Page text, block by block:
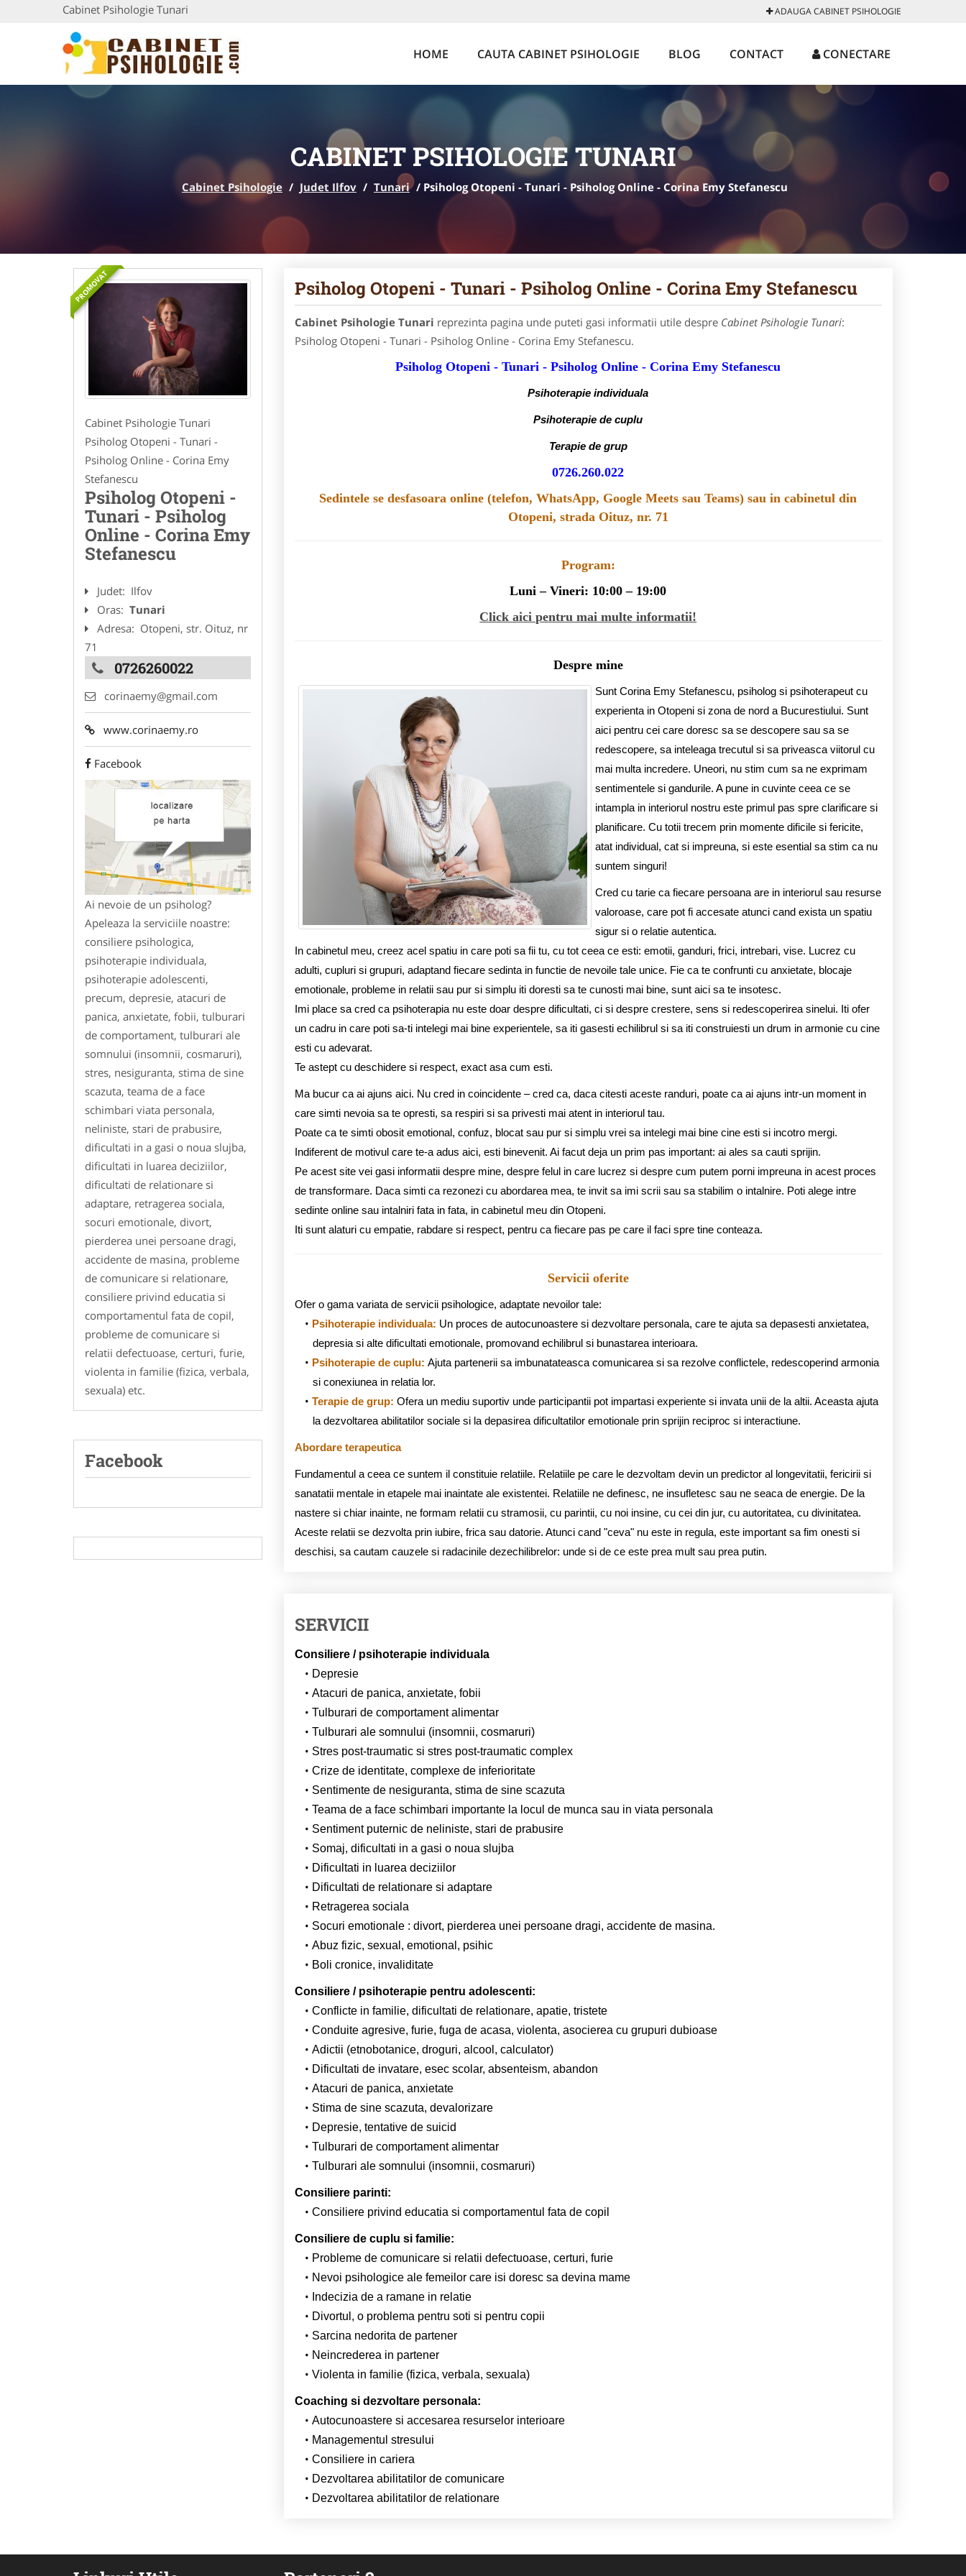
Cabinet Psihologie Tunari ADAUGA CABINET PSIHOLOGIE
HOME CAUTA CABINET PSIHOLOGIE BLOG CONTACT CONECTARE
CABINET PSIHOLOGIE TUNARI
Cabinet Psihologie / Judet Ilfov / Tunari / Psiholog Otopeni - Tunari - Psiholog Online - Corina Emy Stefanescu
PROMOVAT
Cabinet Psihologie Tunari
Psiholog Otopeni - Tunari -
Psiholog Online - Corina Emy
Stefanescu
Psiholog Otopeni -
Tunari - Psiholog
Online - Corina Emy
Stefanescu
Judet: Ilfov
Oras: Tunari
Adresa: Otopeni, str. Oituz, nr
71
0726260022
corinaemy@gmail.com
www.corinaemy.ro
Facebook
Ai nevoie de un psiholog?
Apeleaza la serviciile noastre:
consiliere psihologica,
psihoterapie individuala,
psihoterapie adolescenti,
precum, depresie, atacuri de
panica, anxietate, fobii, tulburari
de comportament, tulburari ale
somnului (insomnii, cosmaruri),
stres, nesiguranta, stima de sine
scazuta, teama de a face
schimbari viata personala,
neliniste, stari de prabusire,
dificultati in a gasi o noua slujba,
dificultati in luarea deciziilor,
dificultati de relationare si
adaptare, retragerea sociala,
socuri emotionale, divort,
pierderea unei persoane dragi,
accidente de masina, probleme
de comunicare si relationare,
consiliere privind educatia si
comportamentul fata de copil,
probleme de comunicare si
relatii defectuoase, certuri, furie,
violenta in familie (fizica, verbala,
sexuala) etc.
Facebook
Psiholog Otopeni - Tunari - Psiholog Online - Corina Emy Stefanescu
Cabinet Psihologie Tunari reprezinta pagina unde puteti gasi informatii utile despre Cabinet Psihologie Tunari:
Psiholog Otopeni - Tunari - Psiholog Online - Corina Emy Stefanescu.
Psiholog Otopeni - Tunari - Psiholog Online - Corina Emy Stefanescu
Psihoterapie individuala
Psihoterapie de cuplu
Terapie de grup
0726.260.022
Sedintele se desfasoara online (telefon, WhatsApp, Google Meets sau Teams) sau in cabinetul din
Otopeni, strada Oituz, nr. 71
Program:
Luni – Vineri: 10:00 – 19:00
Click aici pentru mai multe informatii!
Despre mine
Sunt Corina Emy Stefanescu, psiholog si psihoterapeut cu
experienta in Otopeni si zona de nord a Bucurestiului. Sunt
aici pentru cei care doresc sa se descopere sau sa se
redescopere, sa inteleaga trecutul si sa priveasca viitorul cu
mai multa incredere. Uneori, nu stim cum sa ne exprimam
sentimentele si gandurile. A pune in cuvinte ceea ce se
intampla in interiorul nostru este primul pas spre clarificare si
planificare. Cu totii trecem prin momente dificile si fericite,
atat individual, cat si impreuna, si este esential sa stim ca nu
suntem singuri!
Cred cu tarie ca fiecare persoana are in interiorul sau resurse
valoroase, care pot fi accesate atunci cand exista un spatiu
sigur si o relatie autentica.
In cabinetul meu, creez acel spatiu in care poti sa fii tu, cu tot ceea ce esti: emotii, ganduri, frici, intrebari, vise. Lucrez cu
adulti, cupluri si grupuri, adaptand fiecare sedinta in functie de nevoile tale unice. Fie ca te confrunti cu anxietate, blocaje
emotionale, probleme in relatii sau pur si simplu iti doresti sa te cunosti mai bine, sunt aici sa te insotesc.
Imi place sa cred ca psihoterapia nu este doar despre dificultati, ci si despre crestere, sens si redescoperirea sinelui. Iti ofer
un cadru in care poti sa-ti intelegi mai bine experientele, sa iti gasesti echilibrul si sa iti construiesti un drum in armonie cu cine
esti cu adevarat.
Te astept cu deschidere si respect, exact asa cum esti.
Ma bucur ca ai ajuns aici. Nu cred in coincidente – cred ca, daca citesti aceste randuri, poate ca ai ajuns intr-un moment in
care simti nevoia sa te opresti, sa respiri si sa privesti mai atent in interiorul tau.
Poate ca te simti obosit emotional, confuz, blocat sau pur si simplu vrei sa intelegi mai bine cine esti si incotro mergi.
Indiferent de motivul care te-a adus aici, esti binevenit. Ai facut deja un prim pas important: ai ales sa cauti sprijin.
Pe acest site vei gasi informatii despre mine, despre felul in care lucrez si despre cum putem porni impreuna in acest proces
de transformare. Daca simti ca rezonezi cu abordarea mea, te invit sa imi scrii sau sa stabilim o intalnire. Poti alege intre
sedinte online sau intalniri fata in fata, in cabinetul meu din Otopeni.
Iti sunt alaturi cu empatie, rabdare si respect, pentru ca fiecare pas pe care il faci spre tine conteaza.
Servicii oferite
Ofer o gama variata de servicii psihologice, adaptate nevoilor tale:
Psihoterapie individuala: Un proces de autocunoastere si dezvoltare personala, care te ajuta sa depasesti anxietatea,
depresia si alte dificultati emotionale, promovand echilibrul si bunastarea interioara.
Psihoterapie de cuplu: Ajuta partenerii sa imbunatateasca comunicarea si sa rezolve conflictele, redescoperind armonia
si conexiunea in relatia lor.
Terapie de grup: Ofera un mediu suportiv unde participantii pot impartasi experiente si invata unii de la altii. Aceasta ajuta
la dezvoltarea abilitatilor sociale si la depasirea dificultatilor emotionale prin sprijin reciproc si interactiune.
Abordare terapeutica
Fundamentul a ceea ce suntem il constituie relatiile. Relatiile pe care le dezvoltam devin un predictor al longevitatii, fericirii si
sanatatii mentale in etapele mai inaintate ale existentei. Relatiile ne definesc, ne insufletesc sau ne seaca de energie. De la
nastere si chiar inainte, ne formam relatii cu stramosii, cu parintii, cu noi insine, cu cei din jur, cu autoritatea, cu divinitatea.
Aceste relatii se dezvolta prin iubire, frica sau datorie. Atunci cand "ceva" nu este in regula, este important sa fim onesti si
deschisi, sa cautam cauzele si radacinile dezechilibrelor: unde si de ce este prea mult sau prea putin.
SERVICII
Consiliere / psihoterapie individuala
Depresie
Atacuri de panica, anxietate, fobii
Tulburari de comportament alimentar
Tulburari ale somnului (insomnii, cosmaruri)
Stres post-traumatic si stres post-traumatic complex
Crize de identitate, complexe de inferioritate
Sentimente de nesiguranta, stima de sine scazuta
Teama de a face schimbari importante la locul de munca sau in viata personala
Sentiment puternic de neliniste, stari de prabusire
Somaj, dificultati in a gasi o noua slujba
Dificultati in luarea deciziilor
Dificultati de relationare si adaptare
Retragerea sociala
Socuri emotionale : divort, pierderea unei persoane dragi, accidente de masina.
Abuz fizic, sexual, emotional, psihic
Boli cronice, invaliditate
Consiliere / psihoterapie pentru adolescenti:
Conflicte in familie, dificultati de relationare, apatie, tristete
Conduite agresive, furie, fuga de acasa, violenta, asocierea cu grupuri dubioase
Adictii (etnobotanice, droguri, alcool, calculator)
Dificultati de invatare, esec scolar, absenteism, abandon
Atacuri de panica, anxietate
Stima de sine scazuta, devalorizare
Depresie, tentative de suicid
Tulburari de comportament alimentar
Tulburari ale somnului (insomnii, cosmaruri)
Consiliere parinti:
Consiliere privind educatia si comportamentul fata de copil
Consiliere de cuplu si familie:
Probleme de comunicare si relatii defectuoase, certuri, furie
Nevoi psihologice ale femeilor care isi doresc sa devina mame
Indecizia de a ramane in relatie
Divortul, o problema pentru soti si pentru copii
Sarcina nedorita de partener
Neincrederea in partener
Violenta in familie (fizica, verbala, sexuala)
Coaching si dezvoltare personala:
Autocunoastere si accesarea resurselor interioare
Managementul stresului
Consiliere in cariera
Dezvoltarea abilitatilor de comunicare
Dezvoltarea abilitatilor de relationare